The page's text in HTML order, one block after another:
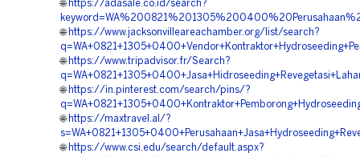
🌐 https://adasale.co.id/search?
🌐 https://www.jacksonvilleareachamber.org/list/search?
🌐 https://www.tripadvisor.fr/Search?
🌐 https://in.pinterest.com/search/pins/?
🌐 https://maxtravel.al/?
🌐 https://www.csi.edu/search/default.aspx?